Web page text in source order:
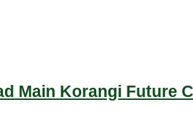
Main Korangi Future